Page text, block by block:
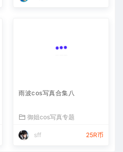
雨波cos写真合集八
御姐cos写真专题
sff 25R币